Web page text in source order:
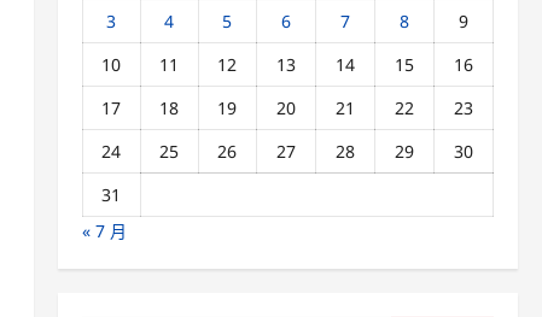
3
4 5 6 7 8
9
10
11 12 13 14 15
16
17
18 19 20 21 22
23
24
25 26 27 28 29
30
31
« 7 月